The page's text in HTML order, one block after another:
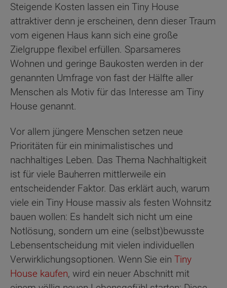
Steigende Kosten lassen ein Tiny House
attraktiver denn je erscheinen, denn dieser Traum
vom eigenen Haus kann sich eine große
Zielgruppe flexibel erfüllen. Sparsameres
Wohnen und geringe Baukosten werden in der
genannten Umfrage von fast der Hälfte aller
Menschen als Motiv für das Interesse am Tiny
House genannt.
Vor allem jüngere Menschen setzen neue
Prioritäten für ein minimalistisches und
nachhaltiges Leben. Das Thema Nachhaltigkeit
ist für viele Bauherren mittlerweile ein
entscheidender Faktor. Das erklärt auch, warum
viele ein Tiny House massiv als festen Wohnsitz
bauen wollen: Es handelt sich nicht um eine
Notlösung, sondern um eine (selbst)bewusste
Lebensentscheidung mit vielen individuellen
Verwirklichungsoptionen. Wenn Sie ein Tiny
House kaufen, wird ein neuer Abschnitt mit